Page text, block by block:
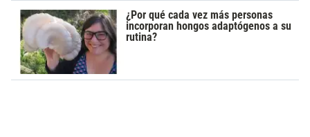
¿Por qué cada vez más personas
incorporan hongos adaptógenos a su
rutina?